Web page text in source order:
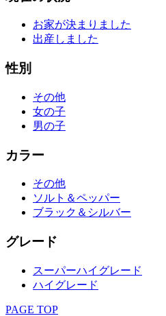
お家が決まりました
出産しました
性別
その他
女の子
男の子
カラー
その他
ソルト＆ペッパー
ブラック＆シルバー
グレード
スーパーハイグレード
ハイグレード
PAGE TOP